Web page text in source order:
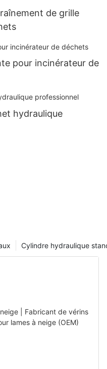
de grille
pour incinérateur de
hydraulique
Cylindre hydraulique